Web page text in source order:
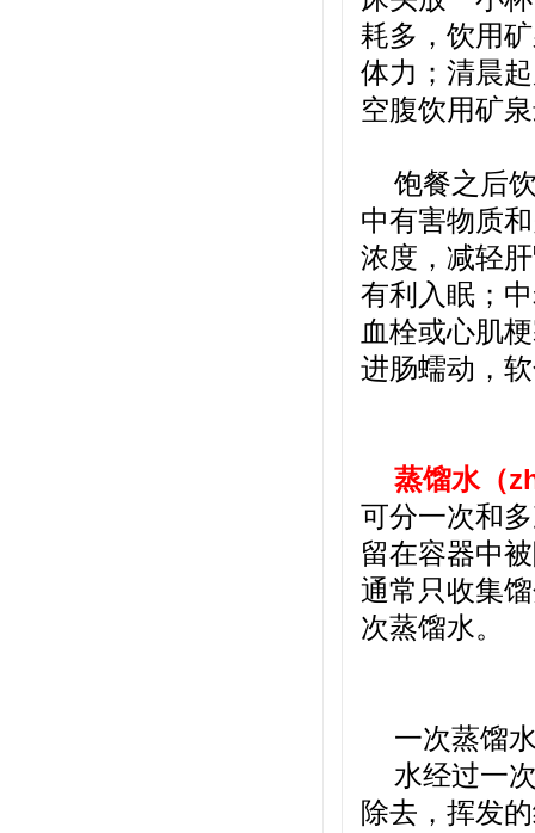
耗多，饮用
体力；清晨
空腹饮用矿
饱餐之后
中有害物质
浓度，减轻
有利入眠；
血栓或心肌
进肠蠕动，
蒸馏水（
可分一次和
留在容器中
通常只收集
次蒸馏水。
一次蒸馏
水经过一
除去，挥发